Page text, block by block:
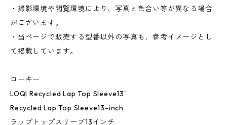
・撮影環境や閲覧環境により、写真と色合い等が異なる場合
がございます。
・当ページで販売する型番以外の写真も、参考イメージとし
て掲載しています。
ローキー
LOQI Recycled Lap Top Sleeve13'
Recycled Lap Top Sleeve13-inch
ラップトップスリーブ13インチ